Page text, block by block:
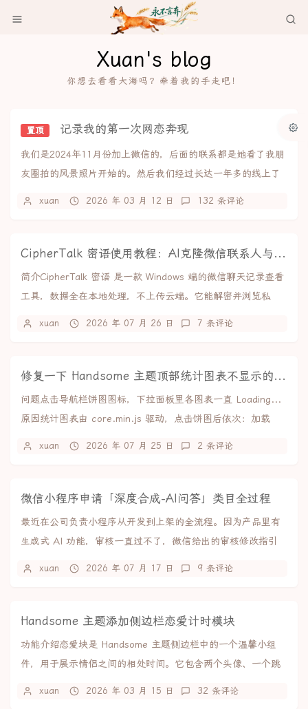
Xuan's blog
你想去看看大海吗？牵着我的手走吧！
置顶 记录我的第一次网恋奔现
我们是2024年11月份加上微信的，后面的联系都是她看了我朋
友圈拍的风景照片开始的。然后我们经过长达一年多的线上了
xuan 2026 年 03 月 12 日 132 条评论
CipherTalk 密语使用教程：AI克隆微信联系人与聊天记录导出
简介CipherTalk 密语 是一款 Windows 端的微信聊天记录查看
工具，数据全在本地处理，不上传云端。它能解密并浏览私
xuan 2026 年 07 月 26 日 7 条评论
修复一下 Handsome 主题顶部统计图表不显示的问题
问题点击导航栏饼图图标，下拉面板里各图表一直 Loading...
原因统计图表由 core.min.js 驱动，点击饼图后依次：加载
xuan 2026 年 07 月 25 日 2 条评论
微信小程序申请「深度合成-AI问答」类目全过程
最近在公司负责小程序从开发到上架的全流程。因为产品里有
生成式 AI 功能，审核一直过不了，微信给出的审核修改指引
xuan 2026 年 07 月 17 日 9 条评论
Handsome 主题添加侧边栏恋爱计时模块
功能介绍恋爱块是 Handsome 主题侧边栏中的一个温馨小组
件，用于展示情侣之间的相处时间。它包含两个头像、一个跳
xuan 2026 年 03 月 15 日 32 条评论